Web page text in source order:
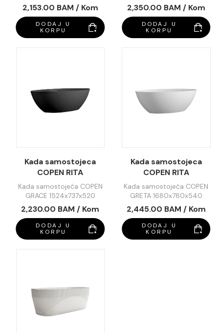
1006W
801
2,153.00 BAM / Kom
DODAJ U
KORPU
1001MW
2,350.00 BAM / Kom
DODAJ U
KORPU
Kada samostojeca
COPEN RITA
1700x800x580mm
mat crna C-08-
1007MB
Kada samostojeća COPEN
GRACE 1524x737x520
2,230.00 BAM / Kom
DODAJ U
KORPU
Kada samostojeca
COPEN RITA
1700x800x580mm
sjajna bijela C-08-
1007W
Kada samostojeća COPEN
GRETA 1680x780x540
2,445.00 BAM / Kom
DODAJ U
KORPU